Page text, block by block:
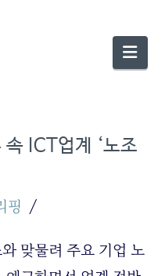
ICT업계 ‘노조
핑
맞물려 주요 기업 노